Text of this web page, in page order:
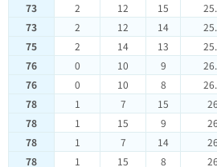
73
2 12 15
73
2 12 14
75
2 14 13
76
0 10 9
76
0 10 8
78
1 7 15 26
78
1 15 9 26
78
1 7 14 26
78
1 15 8 26